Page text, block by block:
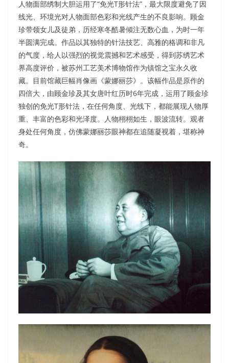
人物面部绣制大胆运用了“免光T形针法”，最大限度避免了因
线光、环境光对人物面部色彩和光线产生的不良影响。顾金
珍带领女儿及徒弟，历经寒冬酷暑倾注无数心血，为时一年
半圆满完成。作品以其独特的针法技艺、高雅的格调和非凡
的气度，给人以强烈的视觉震撼和艺术感受，得到苏绣艺术
界高度评价，被苏州工艺美术博物馆作为镇馆之宝永久收
藏。目前馆藏巨幅肖像画《蒙娜丽莎》。该幅作品是原作的
四倍大，由顾金珍及其女唐叶红历时6年完成，运用了顾金珍
独创的免光T形针法，在任何角度、光线下，都能展现人物厚
重、丰富的色彩和光泽度。人物栩栩如生，眼波流转。观者
身处任何角度，仿佛蒙娜丽莎眼神都在追随凝视着，堪称神
奇。